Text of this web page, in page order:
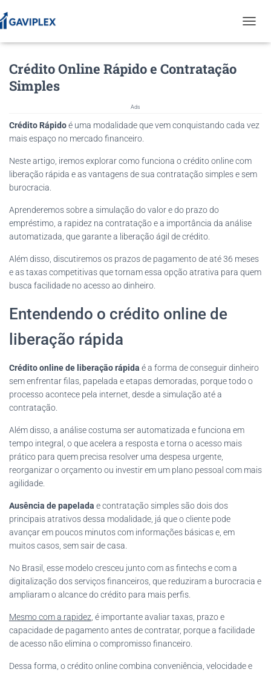
O
V
I
Crédito Online Rápido e Contratação
Simples
Ads
Crédito Rápidoé uma modalidade que vem conquistando cada vez
mais espaço no mercado financeiro.
Neste artigo, iremos explorar como funciona o crédito online com
liberação rápida e as vantagens de sua contratação simples e sem
burocracia.
Aprenderemos sobre a simulação do valor e do prazo do
empréstimo, a rapidez na contratação e a importância da análise
automatizada, que garante a liberação ágil de crédito.
Além disso, discutiremos os prazos de pagamento de até 36 meses
e as taxas competitivas que tornam essa opção atrativa para quem
busca facilidade no acesso ao dinheiro.
Entendendo o crédito online de
liberação rápida
Crédito online de liberação rápida é a forma de conseguir dinheiro
sem enfrentar filas, papelada e etapas demoradas, porque todo o
processo acontece pela internet, desde a simulação até a
contratação.
Além disso, a análise costuma ser automatizada e funciona em
tempo integral, o que acelera a resposta e torna o acesso mais
prático para quem precisa resolver uma despesa urgente,
reorganizar o orçamento ou investir em um plano pessoal com mais
agilidade.
Ausência de papelada e contratação simples são dois dos
principais atrativos dessa modalidade, já que o cliente pode
avançar em poucos minutos com informações básicas e, em
muitos casos, sem sair de casa.
No Brasil, esse modelo cresceu junto com as fintechs e com a
digitalização dos serviços financeiros, que reduziram a burocracia e
ampliaram o alcance do crédito para mais perfis.
Mesmo com a rapidez , é importante avaliar taxas, prazo e
capacidade de pagamento antes de contratar, porque a facilidade
de acesso não elimina o compromisso financeiro.
Dessa forma, o crédito online combina conveniência, velocidade e